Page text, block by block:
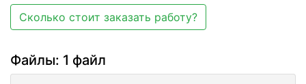
Сколько стоит заказать работу?
Файлы: 1 файл